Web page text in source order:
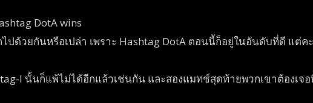
DotA wins
ปด้วยกันหรือเปล่า เพราะ Hashtag DotA ตอนนี้ก็อยู่ในอันดับที่ดี แต่
I นั้นก็แพ้ไม่ได้อีกแล้วเช่นกัน และสองแมทช์สุดท้ายพวกเขาต้องเจ